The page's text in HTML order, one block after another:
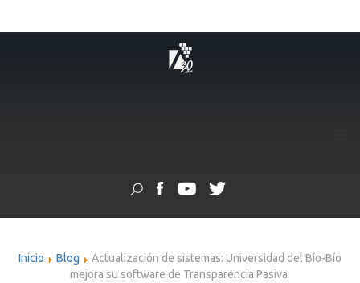
Inicio Blog
Actualización de sistemas: Universidad del Bío-Bío
mejora su software de Transparencia Pasiva